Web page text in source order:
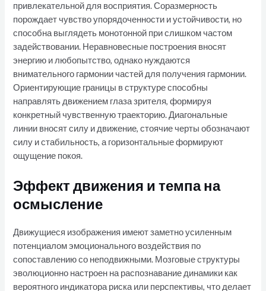
привлекательной для восприятия. Соразмерность
порождает чувство упорядоченности и устойчивости, но
способна выглядеть монотонной при слишком частом
задействовании. Неравновесные построения вносят
энергию и любопытство, однако нуждаются
внимательного гармонии частей для получения гармонии.
Ориентирующие границы в структуре способны
направлять движением глаза зрителя, формируя
конкретный чувственную траекторию. Диагональные
линии вносят силу и движение, стоячие черты обозначают
силу и стабильность, а горизонтальные формируют
ощущение покоя.
Эффект движения и темпа на
осмысление
Движущиеся изображения имеют заметно усиленным
потенциалом эмоционального воздействия по
сопоставлению со неподвижными. Мозговые структуры
эволюционно настроен на распознавание динамики как
вероятного индикатора риска или перспективы, что делает